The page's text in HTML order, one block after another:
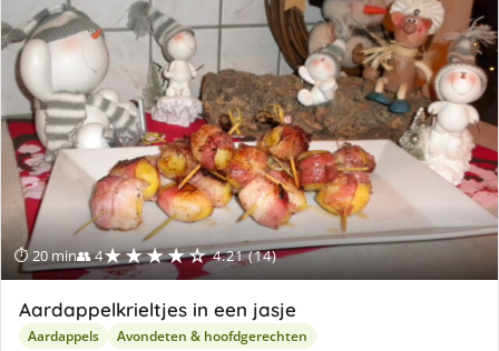
⏱ 20 min👥 4★★★★☆ 4.21 (14)
Aardappelkrieltjes in een jasje
Aardappels Avondeten & hoofdgerechten